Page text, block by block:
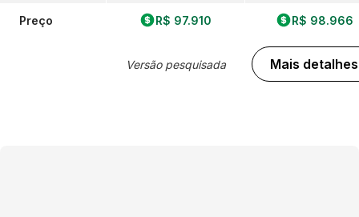
Preço R$ 97.910
Versão pesquisada
R$ 98.966
Mais detalhes